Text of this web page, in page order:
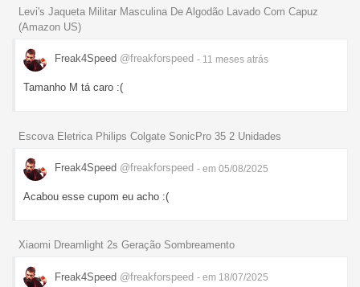
Levi's Jaqueta Militar Masculina De Algodão Lavado Com Capuz
(Amazon US)
Freak4Speed @freakforspeed - 11 meses atrás
Tamanho M tá caro :(
Escova Eletrica Philips Colgate SonicPro 35 2 Unidades
Freak4Speed @freakforspeed - em 05/08/2025
Acabou esse cupom eu acho :(
Xiaomi Dreamlight 2s Geração Sombreamento
Freak4Speed @freakforspeed - em 18/07/2025